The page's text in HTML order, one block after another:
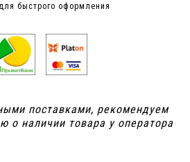
быстрого оформления
поставками, рекомендуем
о наличии товара у оператора